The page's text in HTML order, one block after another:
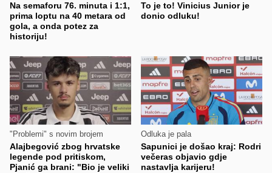
Na semaforu 76. minuta i 1:1,
prima loptu na 40 metara od
gola, a onda potez za
historiju!
To je to! Vinicius Junior je
donio odluku!
"Problemi" s novim brojem
Alajbegović zbog hrvatske
legende pod pritiskom,
Pjanić ga brani: "Bio je veliki
Odluka je pala
Sapunici je došao kraj: Rodri
večeras objavio gdje
nastavlja karijeru!